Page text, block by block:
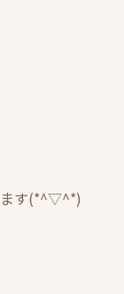
ます(*^▽^*)